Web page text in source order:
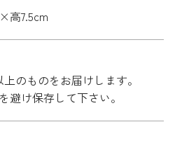
高7.5cm
のものをお届けします。
避け保存して下さい。